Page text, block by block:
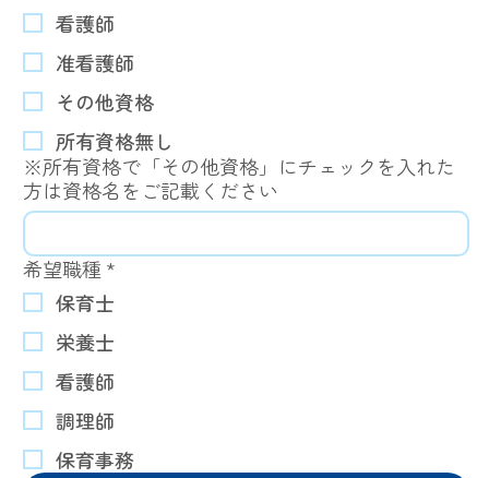
看護師
准看護師
その他資格
所有資格無し
※所有資格で「その他資格」にチェックを入れた
方は資格名をご記載ください
希望職種 *
保育士
栄養士
看護師
調理師
保育事務